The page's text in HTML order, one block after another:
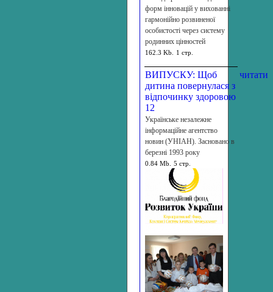
форм інновацій у вихованні
гармонійно розвиненої
особистості через систему
родинних цінностей
162.3 Kb. 1 стр.
ВИПУСКУ: Щоб
дитина повернулася з
відпочинку здоровою
12
Українське незалежне
інформаційне агентство
новин (УНІАН). Засновано в
березні 1993 року
0.84 Mb. 5 стр.
читати